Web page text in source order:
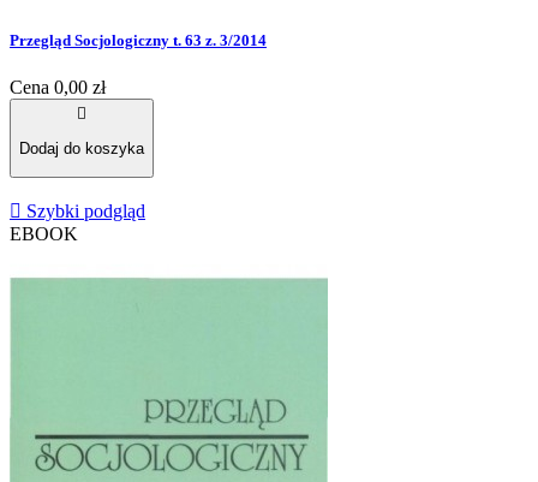
Przegląd Socjologiczny t. 63 z. 3/2014
Cena 0,00 zł

Dodaj do koszyka
 Szybki podgląd
EBOOK